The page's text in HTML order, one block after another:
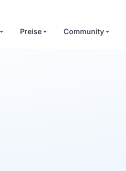
Preise Community